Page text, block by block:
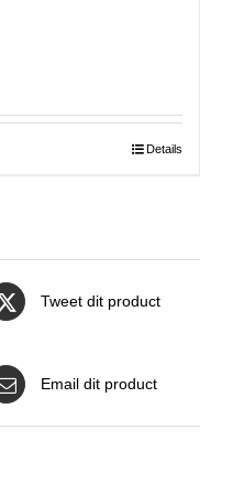
Details
Tweet dit product
Email dit product